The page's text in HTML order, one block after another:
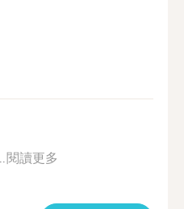
閱讀更多